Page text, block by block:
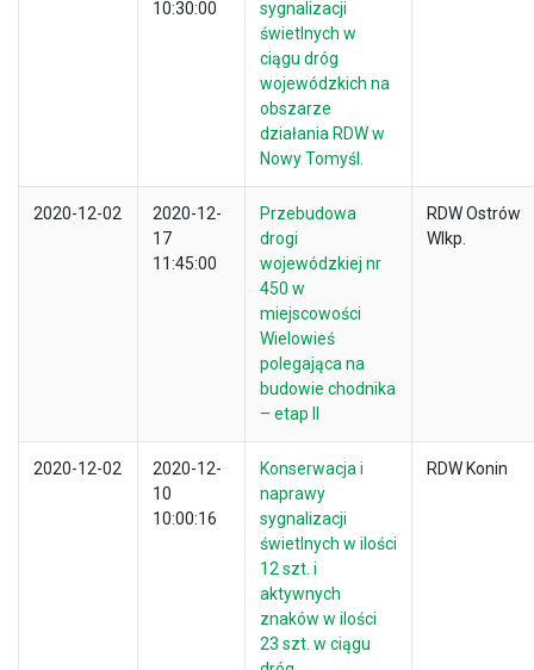
10:30:00
sygnalizacji
świetlnych w
ciągu dróg
wojewódzkich na
obszarze
działania RDW w
Nowy Tomyśl.
2020-12-02
2020-12-
17
11:45:00
Przebudowa
drogi
wojewódzkiej nr
450 w
miejscowości
Wielowieś
polegająca na
budowie chodnika
– etap II
RDW Ostrów
Wlkp.
2020-12-02
2020-12-
10
10:00:16
Konserwacja i
naprawy
sygnalizacji
świetlnych w ilości
12 szt. i
aktywnych
znaków w ilości
23 szt. w ciągu
RDW Konin